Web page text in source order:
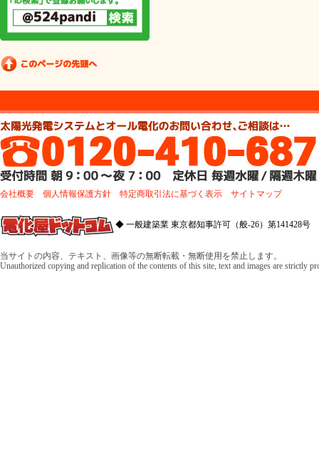
会社概要 個人情報保護方針 特定商取引法に基づく表示 サイトマップ
◆ 一般建築業 東京都知事許可（般-26）第141428
当サイトの内容、テキスト、画像等の無断転載・無断使用を禁止します。
Unauthorized copying and replication of the contents of this site, text and images are strictly